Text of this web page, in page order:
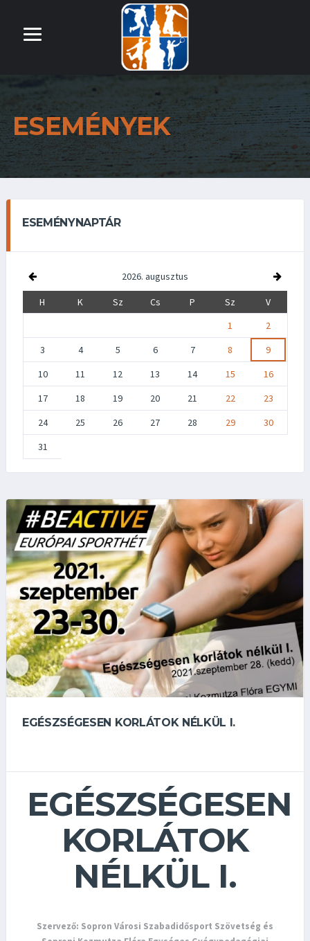
ESEMÉNYEK
ESEMÉNYNAPTÁR
2026. augusztus
H K Sz Cs P Sz
V
1
2
3
4 5 6 7 8
9
10
11 12 13 14 15
16
17
18 19 20 21 22
23
24
25 26 27 28 29
30
31
EGÉSZSÉGESEN KORLÁTOK NÉLKÜL I.
EGÉSZSÉGESEN
KORLÁTOK
NÉLKÜL I.
Szervező: Sopron Városi Szabadidősport Szövetség és